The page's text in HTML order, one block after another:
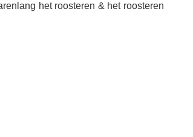
het roosteren & het roosteren